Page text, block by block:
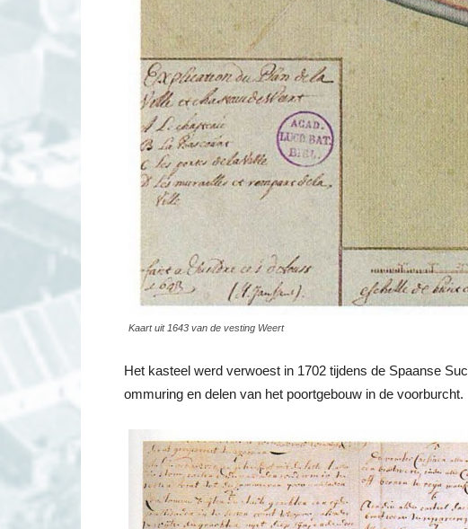
Kaart uit 1643 van de vesting Weert
Het kasteel werd verwoest in 1702 tijdens de Spaanse
ommuring en delen van het poortgebouw in de voorburcht.